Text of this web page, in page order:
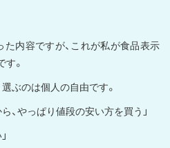
た内容ですが、これが私が食品表示
。
ぶのは個人の自由です。
、やっぱり値段の安い方を買う」